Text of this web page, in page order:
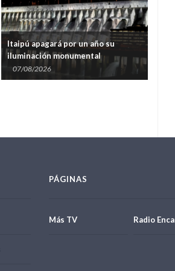
Itaipú apagará por un año su
iluminación monumental
07/08/2026
PÁGINAS
Más TV Radio